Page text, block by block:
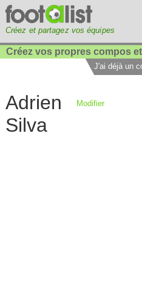
Créez et partagez vos équipes
Créez vos propres compos
J'ai déjà un
Adrien
Silva
Modifier